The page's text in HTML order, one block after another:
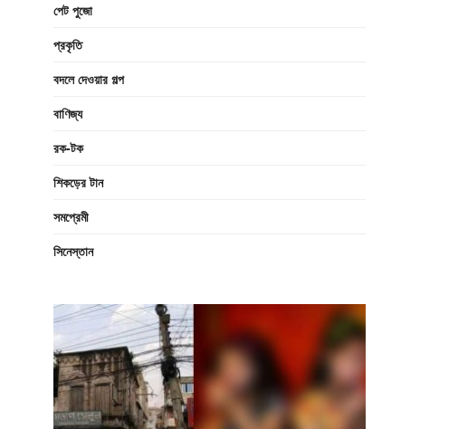
পেট পুজো
প্রকৃতি
বদলে দেওয়ার গল্প
বাণিজ্য
রক-টক
শিকড়ের টান
সমপ্রেমী
সিনেস্তান